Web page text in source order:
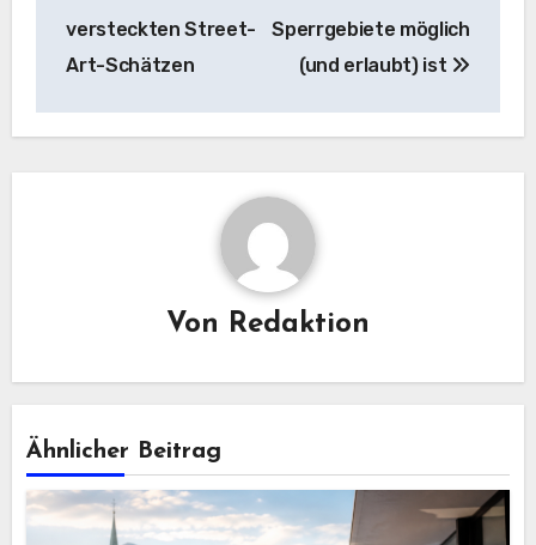
versteckten Street-
Art-Schätzen
Sperrgebiete möglich
(und erlaubt) ist
Von Redaktion
Ähnlicher Beitrag